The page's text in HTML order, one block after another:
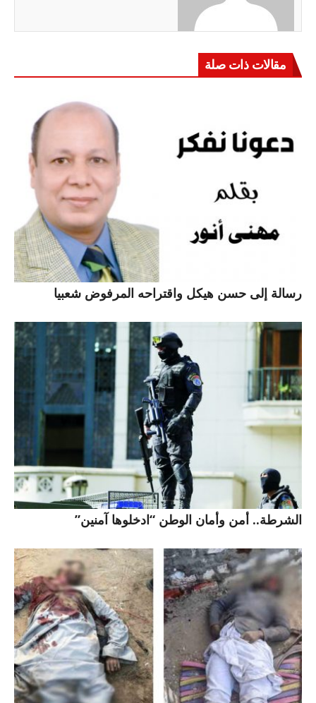
مقالات ذات صلة
رسالة إلى حسن هيكل واقتراحه المرفوض شعبيا
الشرطة.. أمن وأمان الوطن “ادخلوها آمنين”